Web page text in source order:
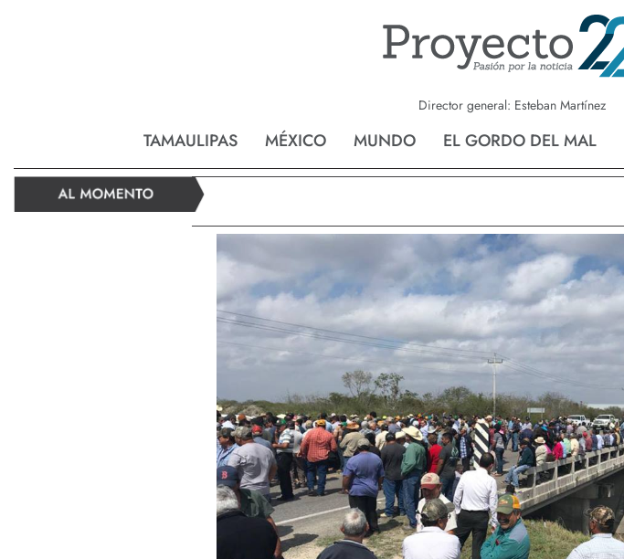
Director general: Esteban Martínez
TAMAULIPAS MÉXICO MUNDO EL GORDO DEL MAL
Reynosa Nvo. Laredo